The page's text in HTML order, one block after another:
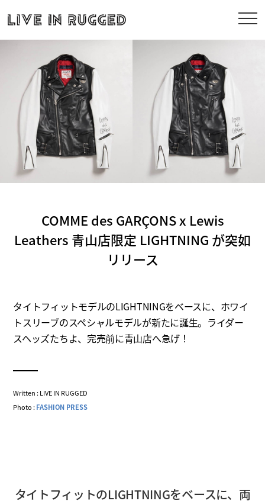
COMME des GARÇONS x Lewis
Leathers 青山店限定 LIGHTNING が突如
リリース
タイトフィットモデルのLIGHTNINGをベースに、ホワイ
トスリーブのスペシャルモデルが新たに誕生。ライダー
スヘッズたちよ、完売前に青山店へ急げ！
Written : LIVE IN RUGGED
Photo :FASHION PRESS
タイトフィットのLIGHTNINGをベースに、両